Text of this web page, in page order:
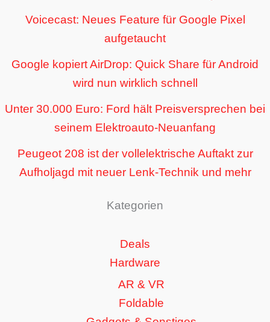
Voicecast: Neues Feature für Google Pixel
aufgetaucht
Google kopiert AirDrop: Quick Share für Android
wird nun wirklich schnell
Unter 30.000 Euro: Ford hält Preisversprechen bei
seinem Elektroauto-Neuanfang
Peugeot 208 ist der vollelektrische Auftakt zur
Aufholjagd mit neuer Lenk-Technik und mehr
Kategorien
Deals
Hardware
AR & VR
Foldable